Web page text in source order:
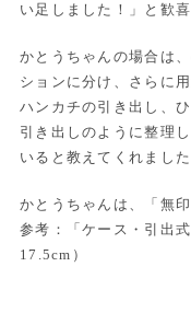
い足しました！」と歓
かとうちゃんの場合は
ションに分け、さらに
ハンカチの引き出し、
引き出しのように整理
いると教えてくれました
かとうちゃんは、「無
参考：「ケース・引出
17.5cm）